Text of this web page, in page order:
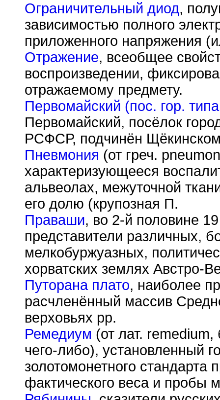
Ограничительный диод,
зависимостью полного
приложенного напряжения
Отражение, всеобщее
воспроизведении,
отражаемому предмету.
Первомайский (пос. гор.
Первомайский, посёлок
РСФСР, подчинён
Пневмония (от греч.
характеризующееся
альвеолах, межуточной
его долю (крупозная П.
Праваши, во 2-й половине
представители различных,
мелкобуржуазных,
хорватских землях Австро-
Путорана плато, наиболее
расчленённый массив
верховьях рр.
Ремедиум (от лат.
чего-либо), установленный
золотомонетного стандарта
фактического веса и пробы